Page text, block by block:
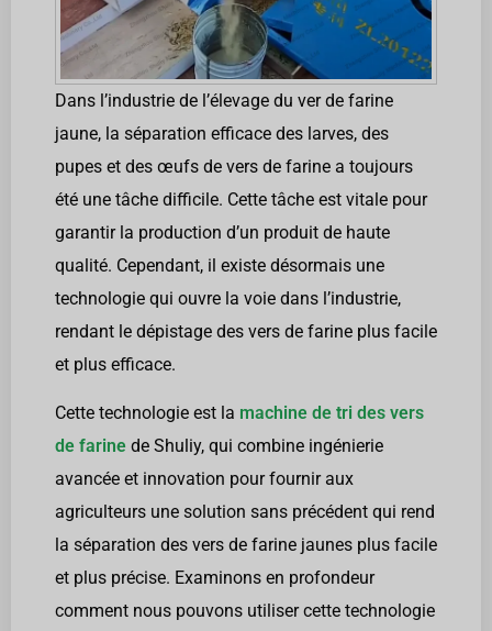
Dans l’industrie de l’élevage du ver de farine
jaune, la séparation efficace des larves, des
pupes et des œufs de vers de farine a toujours
été une tâche difficile. Cette tâche est vitale pour
garantir la production d’un produit de haute
qualité. Cependant, il existe désormais une
technologie qui ouvre la voie dans l’industrie,
rendant le dépistage des vers de farine plus facile
et plus efficace.
Cette technologie est la machine de tri des vers
de farine de Shuliy, qui combine ingénierie
avancée et innovation pour fournir aux
agriculteurs une solution sans précédent qui rend
la séparation des vers de farine jaunes plus facile
et plus précise. Examinons en profondeur
comment nous pouvons utiliser cette technologie